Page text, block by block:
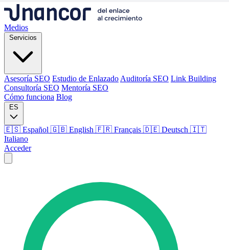
Medios
Servicios
Asesoría SEO Estudio de Enlazado Auditoría SEO Link Building
Consultoría SEO Mentoría SEO
Cómo funciona Blog
ES
🇪🇸 Español 🇬🇧 English 🇫🇷 Français 🇩🇪 Deutsch 🇮🇹
Italiano
Acceder
Asesoría SEO Estudio de Enlazado Auditoría SEO
Consultoría SEO
Cómo funciona